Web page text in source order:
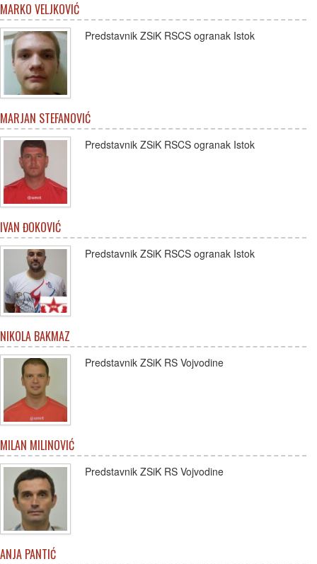
MARKO VELJKOVIĆ
Predstavnik ZSiK RSCS ogranak Istok
MARJAN STEFANOVIĆ
Predstavnik ZSiK RSCS ogranak Istok
IVAN ĐOKOVIĆ
Predstavnik ZSiK RSCS ogranak Istok
NIKOLA BAKMAZ
Predstavnik ZSiK RS Vojvodine
MILAN MILINOVIĆ
Predstavnik ZSiK RS Vojvodine
ANJA PANTIĆ